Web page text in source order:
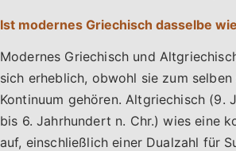
Ist modernes Griechisch dasselbe
Modernes Griechisch und
sich erheblich, obwohl sie zum selben
Kontinuum gehören. Altgriechisch (9.
bis 6. Jahrhundert n. Chr.) wies eine
auf, einschließlich einer Dualzahl für